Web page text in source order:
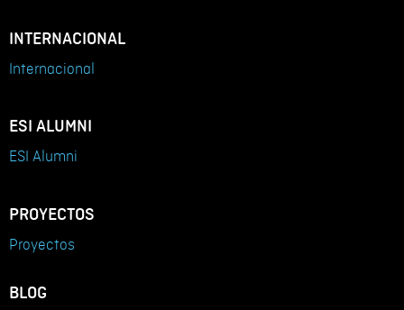
INTERNACIONAL
Internacional
ESI ALUMNI
ESI Alumni
PROYECTOS
Proyectos
BLOG